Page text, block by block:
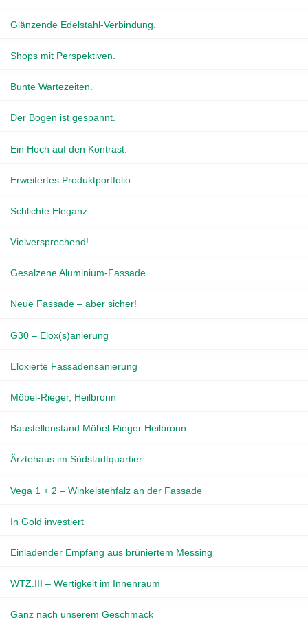
Glänzende Edelstahl-Verbindung.
Shops mit Perspektiven.
Bunte Wartezeiten.
Der Bogen ist gespannt.
Ein Hoch auf den Kontrast.
Erweitertes Produktportfolio.
Schlichte Eleganz.
Vielversprechend!
Gesalzene Aluminium-Fassade.
Neue Fassade – aber sicher!
G30 – Elox(s)anierung
Eloxierte Fassadensanierung
Möbel-Rieger, Heilbronn
Baustellenstand Möbel-Rieger Heilbronn
Ärztehaus im Südstadtquartier
Vega 1 + 2 – Winkelstehfalz an der Fassade
In Gold investiert
Einladender Empfang aus brüniertem Messing
WTZ.III – Wertigkeit im Innenraum
Ganz nach unserem Geschmack